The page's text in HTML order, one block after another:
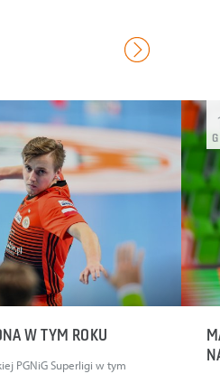
W TYM ROKU
PGNiG Superligi w tym